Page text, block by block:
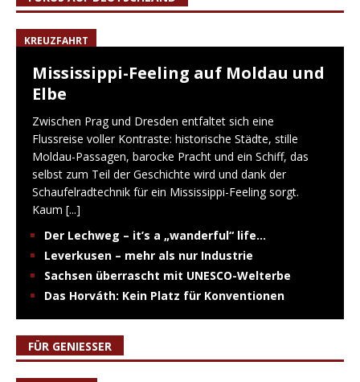
KREUZFAHRT
Mississippi-Feeling auf Moldau und
Elbe
Zwischen Prag und Dresden entfaltet sich eine
Flussreise voller Kontraste: historische Städte, stille
Moldau-Passagen, barocke Pracht und ein Schiff, das
selbst zum Teil der Geschichte wird und dank der
Schaufelradtechnik für ein Mississippi-Feeling sorgt.
Kaum [...]
Der Lechweg – it’s a „wanderful“ life…
Leverkusen – mehr als nur Industrie
Sachsen überrascht mit UNESCO-Welterbe
Das Horváth: Kein Platz für Konventionen
FÜR GENIESSER